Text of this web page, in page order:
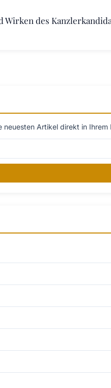
Wirken des
neuesten Artikel direkt in